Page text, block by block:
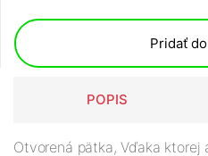
Pridať
POPIS
Otvorená pätka, Vďaka